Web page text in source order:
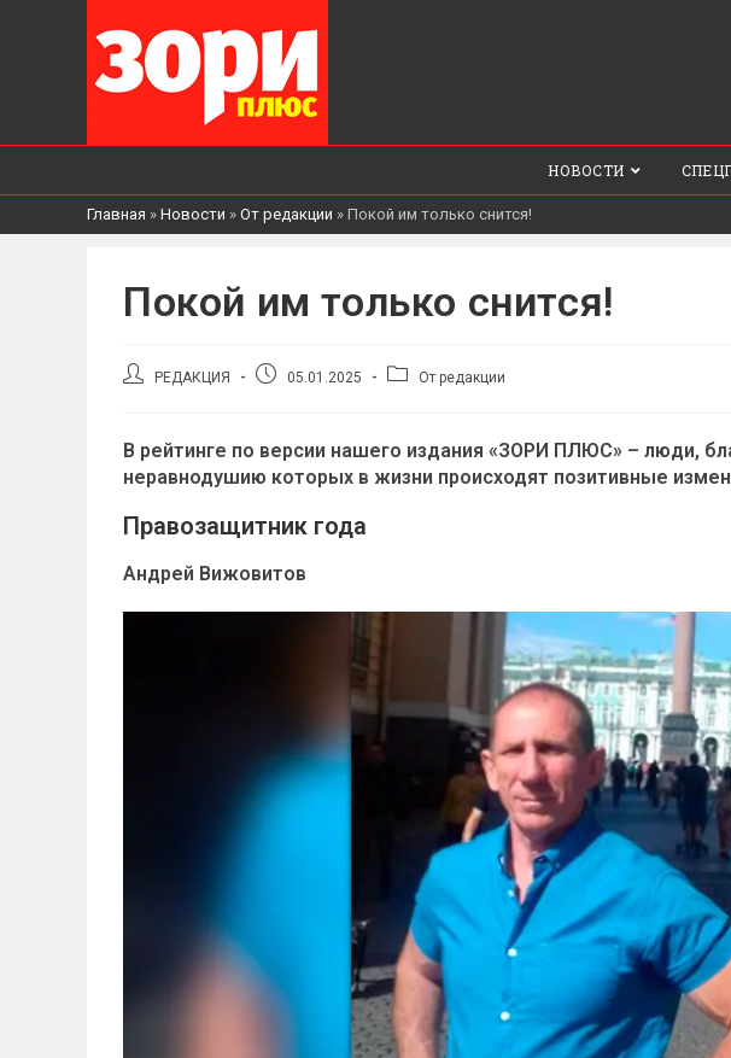
НОВОСТИ
Главная » Новости » От редакции » Покой им только снится!
Покой им только снится!
АвторРЕДАКЦИЯ
Запись05.01.2025
РубрикаОт редакции
В рейтинге по версии нашего издания «ЗОРИ ПЛЮС» – люди,
неравнодушию которых в жизни происходят позитивные
Правозащитник года
Андрей Вижовитов